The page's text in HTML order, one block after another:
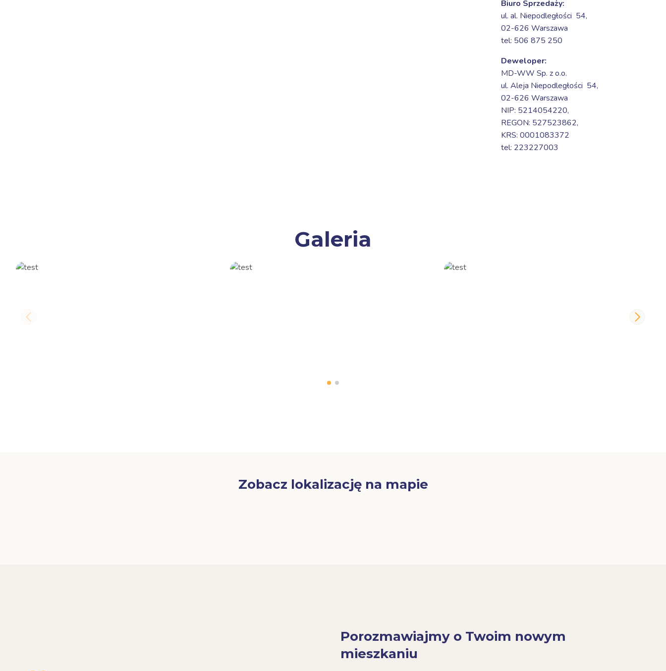
Biuro Sprzedaży:
ul. al. Niepodległości 54,
02-626 Warszawa
tel: 506 875 250
Deweloper:
MD-WW Sp. z o.o.
ul. Aleja Niepodległości 54,
02-626 Warszawa
NIP: 5214054220,
REGON: 527523862,
KRS: 0001083372
tel: 223227003
Galeria
Zobacz lokalizację na mapie
Porozmawiajmy o Twoim nowym
mieszkaniu